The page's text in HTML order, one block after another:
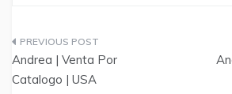
Post
navigation
Andrea | Venta Por
Catalogo | USA